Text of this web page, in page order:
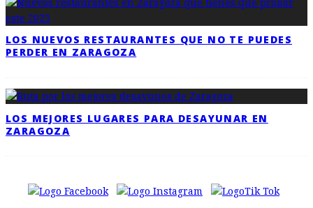
LOS NUEVOS RESTAURANTES QUE NO TE PUEDES
PERDER EN ZARAGOZA
LOS MEJORES LUGARES PARA DESAYUNAR EN
ZARAGOZA